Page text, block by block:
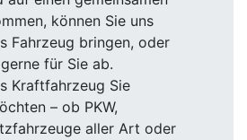
Bei uns ist jeder
Vertrauenssache.
bei uns eine hohe
und ein
Service mit fairen
oben auf der Liste.